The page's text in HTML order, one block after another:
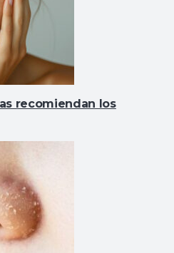
recomiendan los